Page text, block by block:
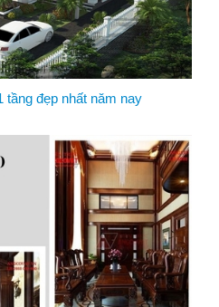
tầng đẹp nhất năm nay